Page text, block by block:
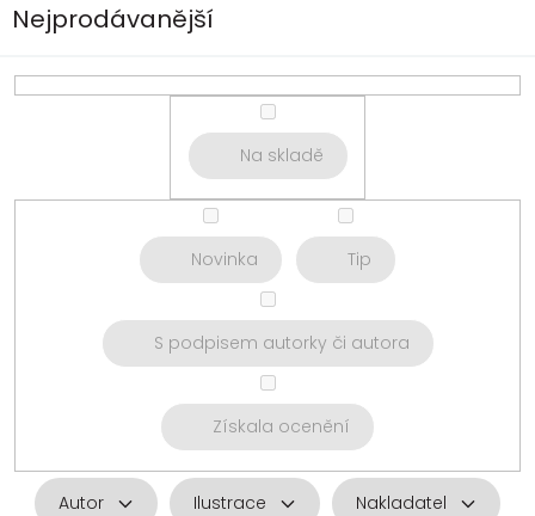
Nejprodávanější
Na skladě
Novinka Tip
S podpisem autorky či autora
Získala ocenění
Autor Ilustrace Nakladatel